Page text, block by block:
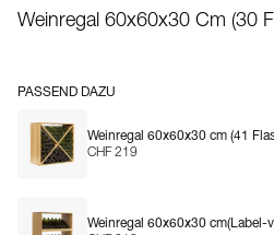
Weinregal 60x60x30 Cm (30
PASSEND DAZU
Weinregal 60x60x30 cm (41
CHF 219
Weinregal 60x60x30 cm(Label-